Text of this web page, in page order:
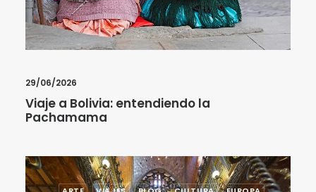
29/06/2026
Viaje a Bolivia: entendiendo la
Pachamama